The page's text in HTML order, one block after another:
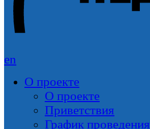
en
О проекте
О проекте
Приветствия
График проведения